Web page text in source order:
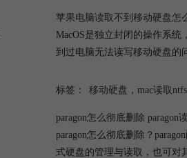
苹果电脑读取不到移动硬盘怎
MacOS是独立封闭的操作系
到过电脑无法读写移动硬盘的
标签： 移动硬盘 ， mac读取ntfs
paragon怎么彻底删除 paragon
paragon怎么彻底删除？
式硬盘的管理与读取，也可对